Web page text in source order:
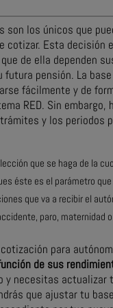
son los únicos que
cotizar. Esta decisión
de ella dependen
futura pensión. La
fácilmente y de
RED. Sin embargo,
y los periodos
que se haga de la
éste es el parámetro
que va a recibir el
paro, maternidad
para
de sus
y necesitas actualizar
que ajustar tu